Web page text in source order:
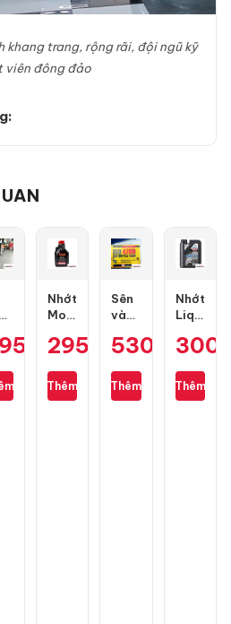
khang trang, rộng rãi, đội ngũ kỹ
viên đông đảo
90-
₫
Nhớt
Motul
10W50
1L
295.000₫
Thêm
Sên
vàng
9 ly
(chính
hãng)
530.000₫
Thêm
Nhớt
Liqui
4T
10W40
Thêm